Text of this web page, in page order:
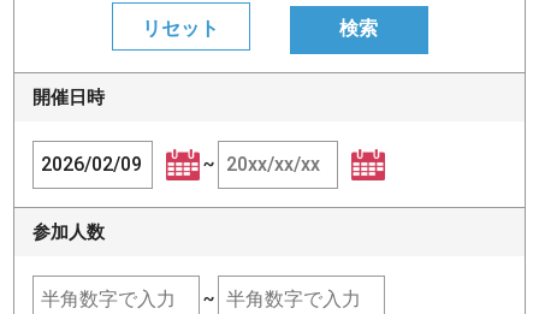
開催日時
~
参加人数
~